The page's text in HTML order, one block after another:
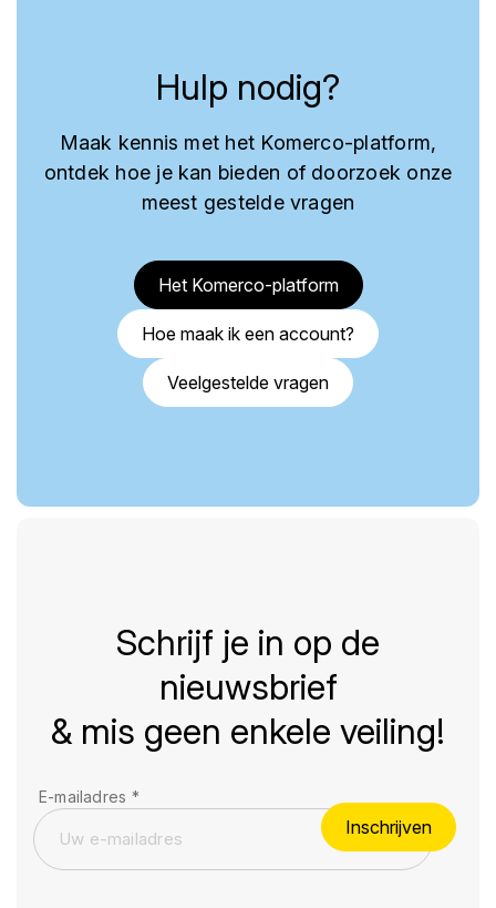
Hulp nodig?
Maak kennis met het Komerco-platform,
ontdek hoe je kan bieden of doorzoek onze
meest gestelde vragen
Het Komerco-platform
Hoe maak ik een account?
Veelgestelde vragen
Schrijf je in op de
nieuwsbrief
& mis geen enkele veiling!
E-mailadres *
Inschrijven